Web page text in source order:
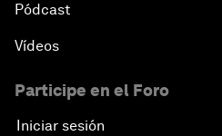
Pódcast
Vídeos
Participe en el Foro
Iniciar sesión